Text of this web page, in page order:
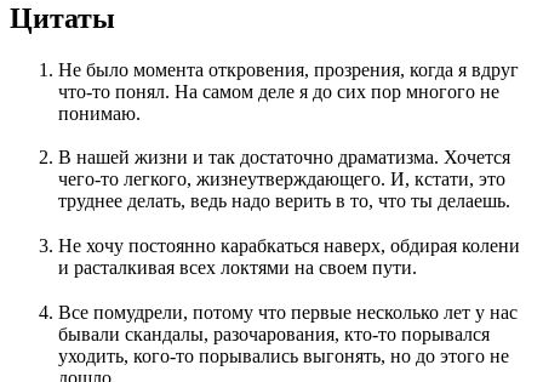
Цитаты
Не было момента откровения, прозрения, когда я вдруг
что-то понял. На самом деле я до сих пор многого не
понимаю.
В нашей жизни и так достаточно драматизма. Хочется
чего-то легкого, жизнеутверждающего. И, кстати, это
труднее делать, ведь надо верить в то, что ты делаешь.
Не хочу постоянно карабкаться наверх, обдирая колени
и расталкивая всех локтями на своем пути.
Все помудрели, потому что первые несколько лет у нас
бывали скандалы, разочарования, кто-то порывался
уходить, кого-то порывались выгонять, но до этого не
дошло.